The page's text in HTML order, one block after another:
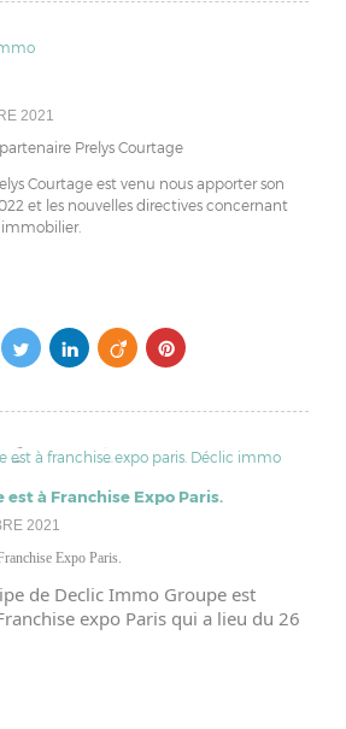
2021
Prelys Courtage
Courtage est venu nous apporter son
et les nouvelles directives concernant
est à Franchise Expo Paris.
2021
Expo Paris.
de Declic Immo Groupe est
expo Paris qui a lieu du 26